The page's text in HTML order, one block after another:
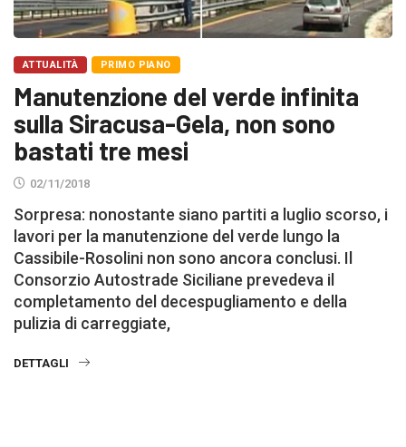
ATTUALITÀ PRIMO PIANO
Manutenzione del verde infinita
sulla Siracusa-Gela, non sono
bastati tre mesi
02/11/2018
Sorpresa: nonostante siano partiti a luglio scorso, i
lavori per la manutenzione del verde lungo la
Cassibile-Rosolini non sono ancora conclusi. Il
Consorzio Autostrade Siciliane prevedeva il
completamento del decespugliamento e della
pulizia di carreggiate,
DETTAGLI